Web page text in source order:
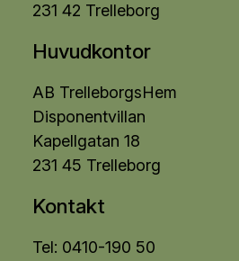
231 42 Trelleborg
Huvudkontor
AB TrelleborgsHem
Disponentvillan
Kapellgatan 18
231 45 Trelleborg
Kontakt
Tel: 0410-190 50